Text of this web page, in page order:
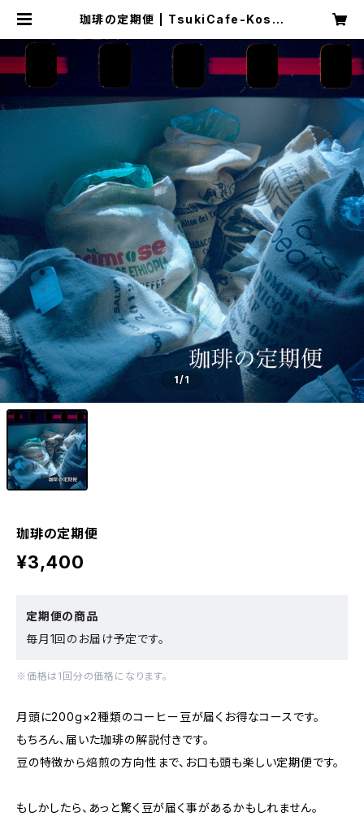
珈琲の定期便 | TsukiCafe-Koshi
1/1
珈琲の定期便
¥3,400
定期便の商品
毎月1回のお届け予定です。
※価格は1回分の価格になります。
月頭に200g×2種類のコーヒー豆が届くお得なコースです。
もちろん、届いた珈琲の解説付きです。
豆の特徴から焙煎の方向性まで、お口も頭も楽しい定期便です。
もしかしたら、あっと驚く豆が届く事があるかもしれません。